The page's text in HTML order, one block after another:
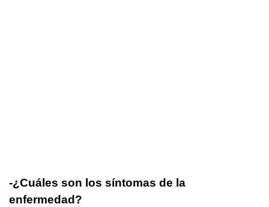
-¿Cuáles son los síntomas de la
enfermedad?